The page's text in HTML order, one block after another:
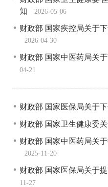
知
2026-05-06
财政部 国家疾控局关于
2026-04-30
财政部 国家中医药局关
04-21
财政部 国家医保局关于
财政部 国家卫生健康委
财政部 国家中医药局关
2025-11-20
财政部 国家医保局关于
11-27